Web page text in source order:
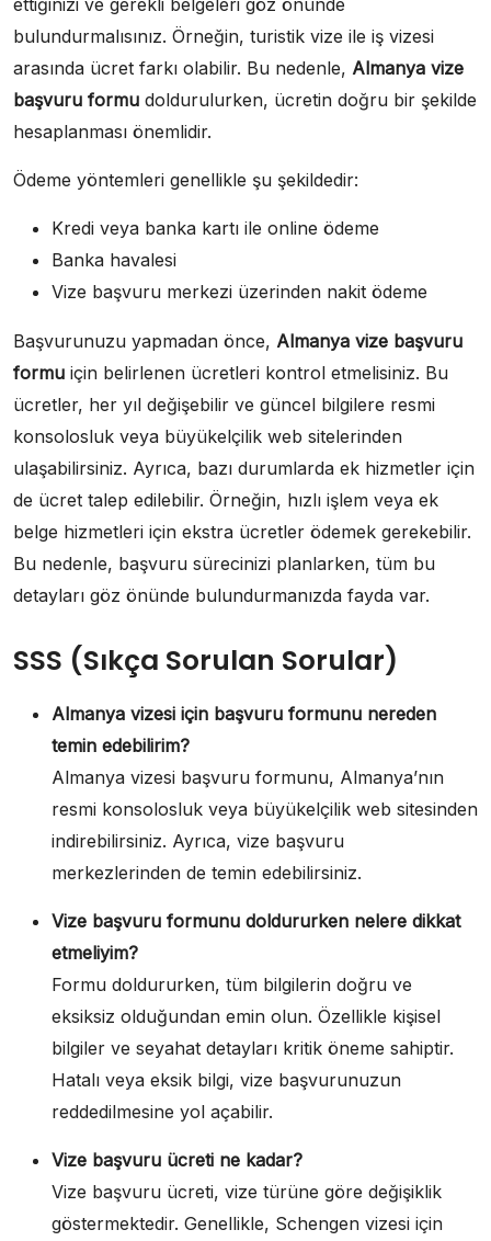
ettiğinizi ve gerekli belgeleri göz önünde
bulundurmalısınız. Örneğin, turistik vize ile iş vizesi
arasında ücret farkı olabilir. Bu nedenle, Almanya vize
başvuru formu doldurulurken, ücretin doğru bir şekilde
hesaplanması önemlidir.
Ödeme yöntemleri genellikle şu şekildedir:
Kredi veya banka kartı ile online ödeme
Banka havalesi
Vize başvuru merkezi üzerinden nakit ödeme
Başvurunuzu yapmadan önce, Almanya vize başvuru
formu için belirlenen ücretleri kontrol etmelisiniz. Bu
ücretler, her yıl değişebilir ve güncel bilgilere resmi
konsolosluk veya büyükelçilik web sitelerinden
ulaşabilirsiniz. Ayrıca, bazı durumlarda ek hizmetler için
de ücret talep edilebilir. Örneğin, hızlı işlem veya ek
belge hizmetleri için ekstra ücretler ödemek gerekebilir.
Bu nedenle, başvuru sürecinizi planlarken, tüm bu
detayları göz önünde bulundurmanızda fayda var.
SSS (Sıkça Sorulan Sorular)
Almanya vizesi için başvuru formunu nereden
temin edebilirim?
Almanya vizesi başvuru formunu, Almanya’nın
resmi konsolosluk veya büyükelçilik web sitesinden
indirebilirsiniz. Ayrıca, vize başvuru
merkezlerinden de temin edebilirsiniz.
Vize başvuru formunu doldururken nelere dikkat
etmeliyim?
Formu doldururken, tüm bilgilerin doğru ve
eksiksiz olduğundan emin olun. Özellikle kişisel
bilgiler ve seyahat detayları kritik öneme sahiptir.
Hatalı veya eksik bilgi, vize başvurunuzun
reddedilmesine yol açabilir.
Vize başvuru ücreti ne kadar?
Vize başvuru ücreti, vize türüne göre değişiklik
göstermektedir. Genellikle, Schengen vizesi için